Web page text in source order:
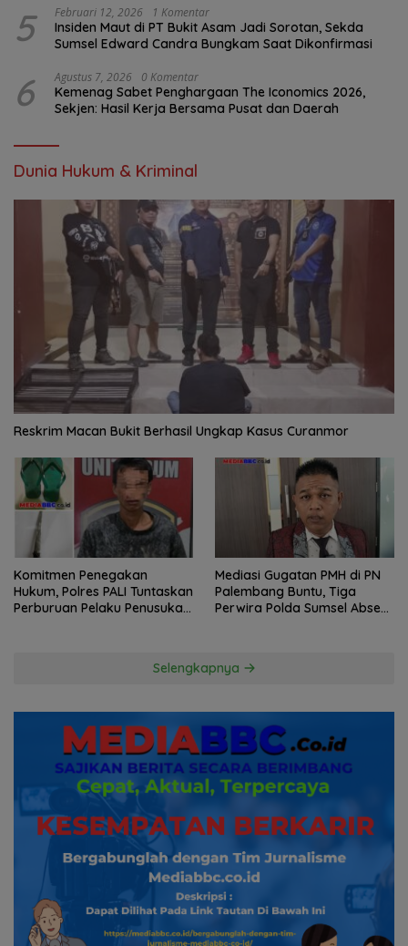
5 Februari 12, 2026 1 Komentar
Insiden Maut di PT Bukit Asam Jadi Sorotan, Sekda
Sumsel Edward Candra Bungkam Saat Dikonfirmasi
6 Agustus 7, 2026 0 Komentar
Kemenag Sabet Penghargaan The Iconomics 2026,
Sekjen: Hasil Kerja Bersama Pusat dan Daerah
Dunia Hukum & Kriminal
Reskrim Macan Bukit Berhasil Ungkap Kasus Curanmor
Komitmen Penegakan
Hukum, Polres PALI Tuntaskan
Perburuan Pelaku Penusukan
Mediasi Gugatan PMH di PN
Palembang Buntu, Tiga
Perwira Polda Sumsel Absen,
Selengkapnya